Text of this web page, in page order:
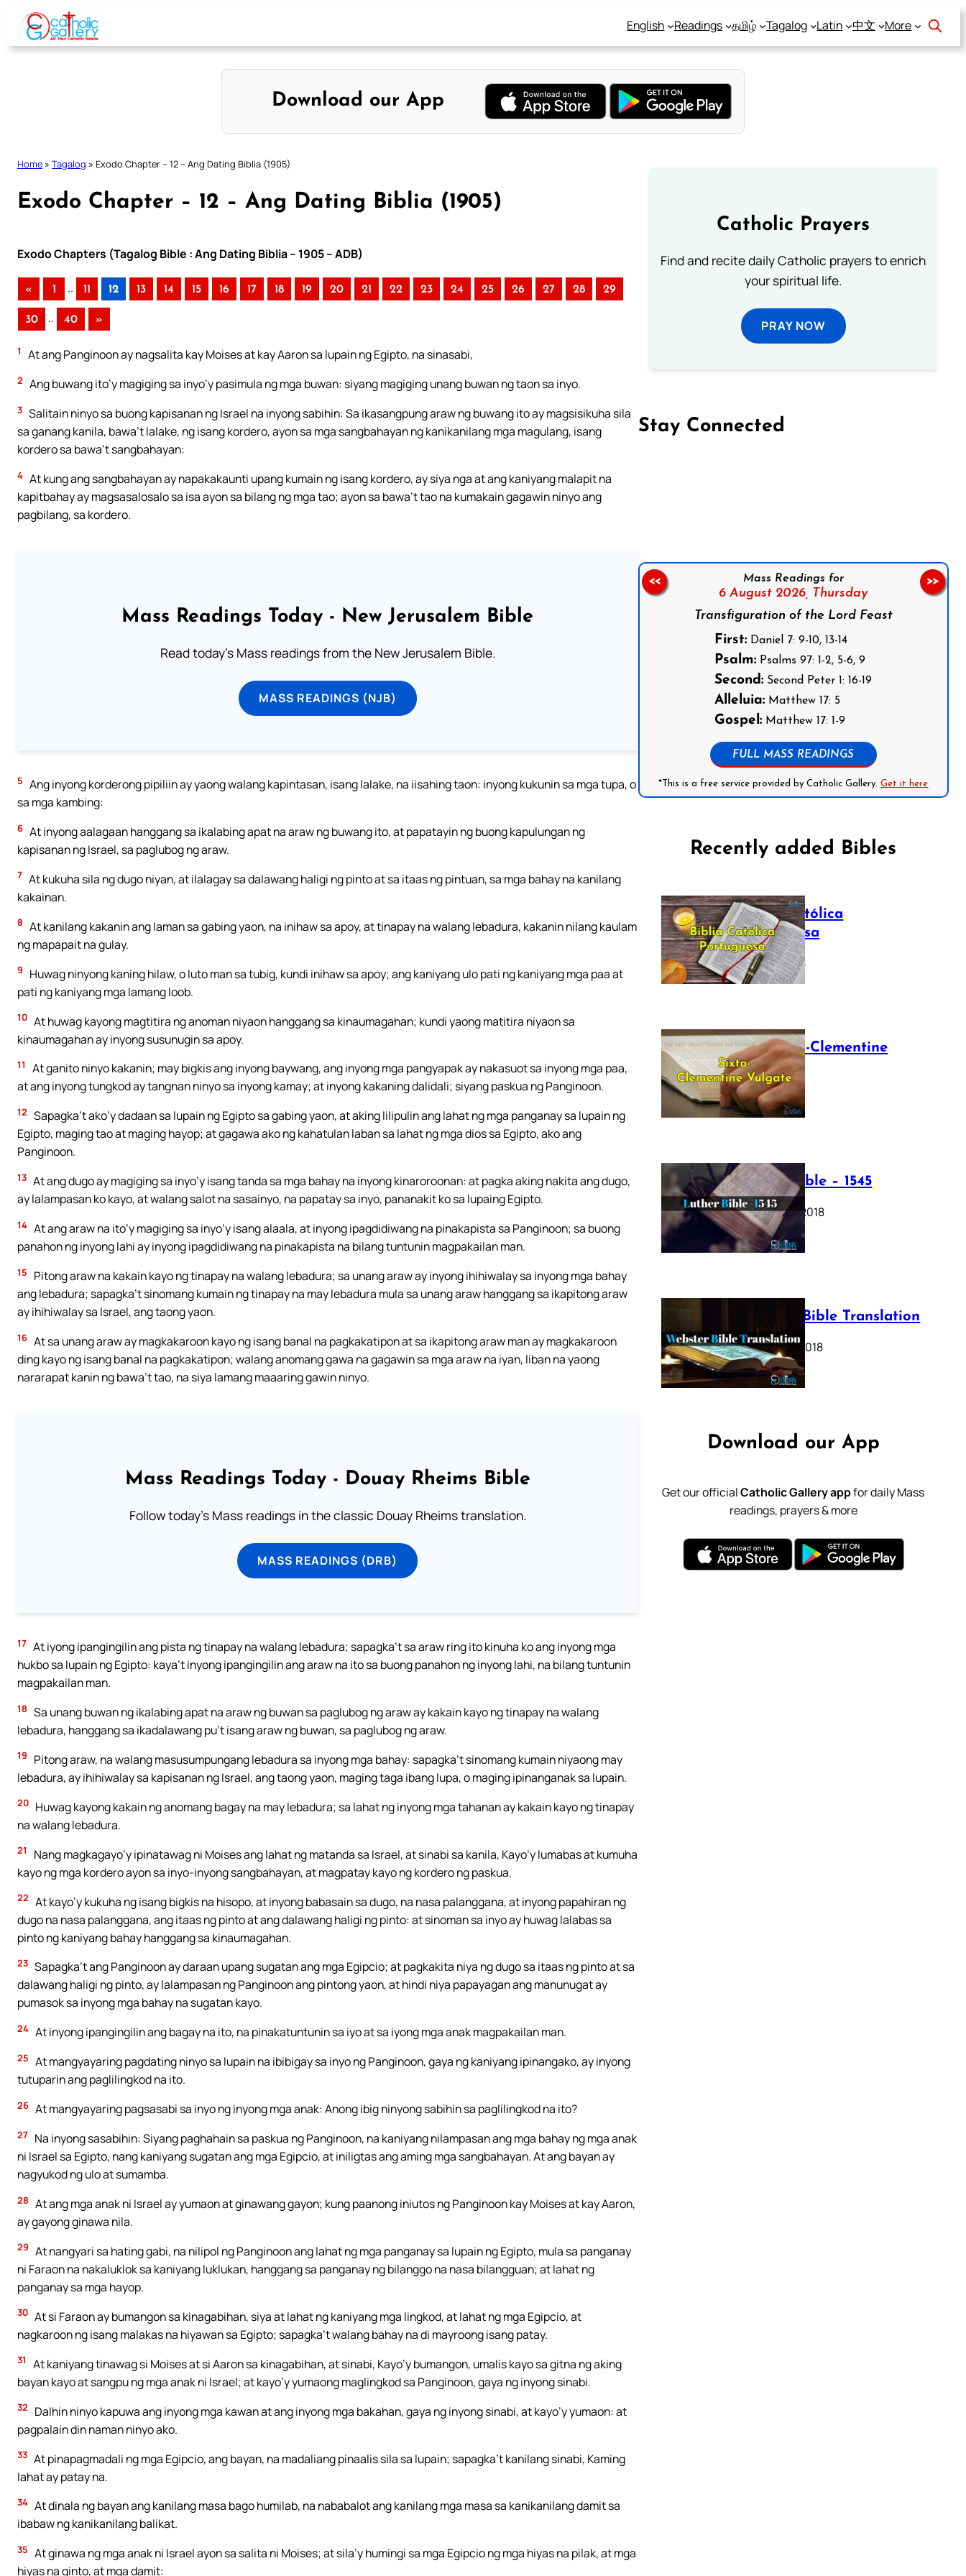
Skip
content
English Readings தமிழ் Tagalog Latin 中文 More
Download our App
Home » Tagalog » Exodo Chapter – 12 – Ang Dating Biblia (1905)
Exodo Chapter – 12 – Ang Dating Biblia (1905)
Exodo Chapters (Tagalog Bible : Ang Dating Biblia – 1905 – ADB)
« 1 .. 11 12 13 14 15 16 17 18 19 20 21 22 23 24 25 26 27 28 29
30 .. 40 »
1 At ang Panginoon ay nagsalita kay Moises at kay Aaron sa lupain ng Egipto, na sinasabi,
2 Ang buwang ito’y magiging sa inyo’y pasimula ng mga buwan: siyang magiging unang buwan ng taon sa inyo.
3 Salitain ninyo sa buong kapisanan ng Israel na inyong sabihin: Sa ikasangpung araw ng buwang ito ay magsisikuha sila
sa ganang kanila, bawa’t lalake, ng isang kordero, ayon sa mga sangbahayan ng kanikanilang mga magulang, isang
kordero sa bawa’t sangbahayan:
4 At kung ang sangbahayan ay napakakaunti upang kumain ng isang kordero, ay siya nga at ang kaniyang malapit na
kapitbahay ay magsasalosalo sa isa ayon sa bilang ng mga tao; ayon sa bawa’t tao na kumakain gagawin ninyo ang
pagbilang, sa kordero.
Mass Readings Today - New Jerusalem Bible
Read today's Mass readings from the New Jerusalem Bible.
MASS READINGS (NJB)
5 Ang inyong korderong pipiliin ay yaong walang kapintasan, isang lalake, na iisahing taon: inyong kukunin sa mga tupa, o
sa mga kambing:
6 At inyong aalagaan hanggang sa ikalabing apat na araw ng buwang ito, at papatayin ng buong kapulungan ng
kapisanan ng Israel, sa paglubog ng araw.
7 At kukuha sila ng dugo niyan, at ilalagay sa dalawang haligi ng pinto at sa itaas ng pintuan, sa mga bahay na kanilang
kakainan.
8 At kanilang kakanin ang laman sa gabing yaon, na inihaw sa apoy, at tinapay na walang lebadura, kakanin nilang kaulam
ng mapapait na gulay.
9
Huwag ninyong kaning hilaw, o luto man sa tubig, kundi inihaw sa apoy; ang kaniyang ulo pati ng kaniyang mga paa at
pati ng kaniyang mga lamang loob.
10 At huwag kayong magtitira ng anoman niyaon hanggang sa kinaumagahan; kundi yaong matitira niyaon sa
kinaumagahan ay inyong susunugin sa apoy.
11
At ganito ninyo kakanin; may bigkis ang inyong baywang, ang inyong mga pangyapak ay nakasuot sa inyong mga paa,
at ang inyong tungkod ay tangnan ninyo sa inyong kamay; at inyong kakaning dalidali; siyang paskua ng Panginoon.
12 Sapagka’t ako’y dadaan sa lupain ng Egipto sa gabing yaon, at aking lilipulin ang lahat ng mga panganay sa lupain ng
Egipto, maging tao at maging hayop; at gagawa ako ng kahatulan laban sa lahat ng mga dios sa Egipto, ako ang
Panginoon.
13 At ang dugo ay magiging sa inyo’y isang tanda sa mga bahay na inyong kinaroroonan: at pagka aking nakita ang dugo,
ay lalampasan ko kayo, at walang salot na sasainyo, na papatay sa inyo, pananakit ko sa lupaing Egipto.
14 At ang araw na ito’y magiging sa inyo’y isang alaala, at inyong ipagdidiwang na pinakapista sa Panginoon; sa buong
panahon ng inyong lahi ay inyong ipagdidiwang na pinakapista na bilang tuntunin magpakailan man.
15
Pitong araw na kakain kayo ng tinapay na walang lebadura; sa unang araw ay inyong ihihiwalay sa inyong mga bahay
ang lebadura; sapagka’t sinomang kumain ng tinapay na may lebadura mula sa unang araw hanggang sa ikapitong araw
ay ihihiwalay sa Israel, ang taong yaon.
16 At sa unang araw ay magkakaroon kayo ng isang banal na pagkakatipon at sa ikapitong araw man ay magkakaroon
ding kayo ng isang banal na pagkakatipon; walang anomang gawa na gagawin sa mga araw na iyan, liban na yaong
nararapat kanin ng bawa’t tao, na siya lamang maaaring gawin ninyo.
Mass Readings Today - Douay Rheims Bible
Follow today's Mass readings in the classic Douay Rheims translation.
MASS READINGS (DRB)
17 At iyong ipangingilin ang pista ng tinapay na walang lebadura; sapagka’t sa araw ring ito kinuha ko ang inyong mga
hukbo sa lupain ng Egipto: kaya’t inyong ipangingilin ang araw na ito sa buong panahon ng inyong lahi, na bilang tuntunin
magpakailan man.
18 Sa unang buwan ng ikalabing apat na araw ng buwan sa paglubog ng araw ay kakain kayo ng tinapay na walang
lebadura, hanggang sa ikadalawang pu’t isang araw ng buwan, sa paglubog ng araw.
19
Pitong araw, na walang masusumpungang lebadura sa inyong mga bahay: sapagka’t sinomang kumain niyaong may
lebadura, ay ihihiwalay sa kapisanan ng Israel, ang taong yaon, maging taga ibang lupa, o maging ipinanganak sa lupain.
20 Huwag kayong kakain ng anomang bagay na may lebadura; sa lahat ng inyong mga tahanan ay kakain kayo ng tinapay
na walang lebadura.
21
Nang magkagayo’y ipinatawag ni Moises ang lahat ng matanda sa Israel, at sinabi sa kanila, Kayo’y lumabas at kumuha
kayo ng mga kordero ayon sa inyo-inyong sangbahayan, at magpatay kayo ng kordero ng paskua.
22 At kayo’y kukuha ng isang bigkis na hisopo, at inyong babasain sa dugo, na nasa palanggana, at inyong papahiran ng
dugo na nasa palanggana, ang itaas ng pinto at ang dalawang haligi ng pinto: at sinoman sa inyo ay huwag lalabas sa
pinto ng kaniyang bahay hanggang sa kinaumagahan.
23 Sapagka’t ang Panginoon ay daraan upang sugatan ang mga Egipcio; at pagkakita niya ng dugo sa itaas ng pinto at sa
dalawang haligi ng pinto, ay lalampasan ng Panginoon ang pintong yaon, at hindi niya papayagan ang manunugat ay
pumasok sa inyong mga bahay na sugatan kayo.
24 At inyong ipangingilin ang bagay na ito, na pinakatuntunin sa iyo at sa iyong mga anak magpakailan man.
25 At mangyayaring pagdating ninyo sa lupain na ibibigay sa inyo ng Panginoon, gaya ng kaniyang ipinangako, ay inyong
tutuparin ang paglilingkod na ito.
26 At mangyayaring pagsasabi sa inyo ng inyong mga anak: Anong ibig ninyong sabihin sa paglilingkod na ito?
27 Na inyong sasabihin: Siyang paghahain sa paskua ng Panginoon, na kaniyang nilampasan ang mga bahay ng mga anak
ni Israel sa Egipto, nang kaniyang sugatan ang mga Egipcio, at iniligtas ang aming mga sangbahayan. At ang bayan ay
nagyukod ng ulo at sumamba.
28 At ang mga anak ni Israel ay yumaon at ginawang gayon; kung paanong iniutos ng Panginoon kay Moises at kay Aaron,
ay gayong ginawa nila.
29 At nangyari sa hating gabi, na nilipol ng Panginoon ang lahat ng mga panganay sa lupain ng Egipto, mula sa panganay
ni Faraon na nakaluklok sa kaniyang luklukan, hanggang sa panganay ng bilanggo na nasa bilangguan; at lahat ng
panganay sa mga hayop.
30 At si Faraon ay bumangon sa kinagabihan, siya at lahat ng kaniyang mga lingkod, at lahat ng mga Egipcio, at
nagkaroon ng isang malakas na hiyawan sa Egipto; sapagka’t walang bahay na di mayroong isang patay.
31
At kaniyang tinawag si Moises at si Aaron sa kinagabihan, at sinabi, Kayo’y bumangon, umalis kayo sa gitna ng aking
bayan kayo at sangpu ng mga anak ni Israel; at kayo’y yumaong maglingkod sa Panginoon, gaya ng inyong sinabi.
32
Dalhin ninyo kapuwa ang inyong mga kawan at ang inyong mga bakahan, gaya ng inyong sinabi, at kayo’y yumaon: at
pagpalain din naman ninyo ako.
33 At pinapagmadali ng mga Egipcio, ang bayan, na madaliang pinaalis sila sa lupain; sapagka’t kanilang sinabi, Kaming
lahat ay patay na.
34 At dinala ng bayan ang kanilang masa bago humilab, na nababalot ang kanilang mga masa sa kanikanilang damit sa
ibabaw ng kanikanilang balikat.
35 At ginawa ng mga anak ni Israel ayon sa salita ni Moises; at sila’y humingi sa mga Egipcio ng mga hiyas na pilak, at mga
hiyas na ginto, at mga damit:
Catholic Prayers
Find and recite daily Catholic prayers to enrich
your spiritual life.
PRAY NOW
Stay Connected
Mass Readings for
6 August 2026, Thursday
Transfiguration of the Lord Feast
First: Daniel 7: 9-10, 13-14
Psalm: Psalms 97: 1-2, 5-6, 9
Second: Second Peter 1: 16-19
Alleluia: Matthew 17: 5
Gospel: Matthew 17: 1-9
FULL MASS READINGS
*This is a free service provided by Catholic Gallery.Get it here
<< >>
Recently added Bibles
Bíblia Católica
Portuguesa
July 16, 2025
The Sixto-Clementine
Vulgate
July 12, 2025
Luther Bible – 1545
October 17, 2018
Webster Bible Translation
October 11, 2018
Download our App
Get our officialCatholic Gallery appfor daily Mass
readings, prayers & more